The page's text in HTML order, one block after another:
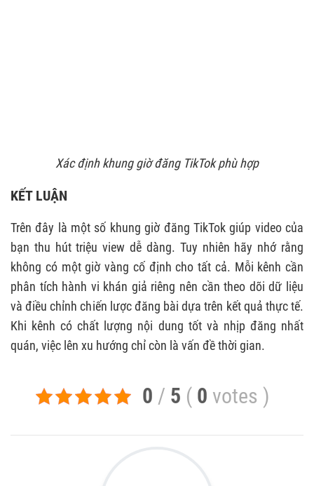
Xác định khung giờ đăng TikTok phù hợp
KẾT LUẬN
Trên đây là một số khung giờ đăng TikTok giúp video của
bạn thu hút triệu view dễ dàng. Tuy nhiên hãy nhớ rằng
không có một giờ vàng cố định cho tất cả. Mỗi kênh cần
phân tích hành vi khán giả riêng nên cần theo dõi dữ liệu
và điều chỉnh chiến lược đăng bài dựa trên kết quả thực tế.
Khi kênh có chất lượng nội dung tốt và nhịp đăng nhất
quán, việc lên xu hướng chỉ còn là vấn đề thời gian.
0 / 5 ( 0 votes )